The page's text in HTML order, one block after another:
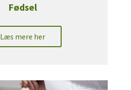
Fødsel
Læs mere her